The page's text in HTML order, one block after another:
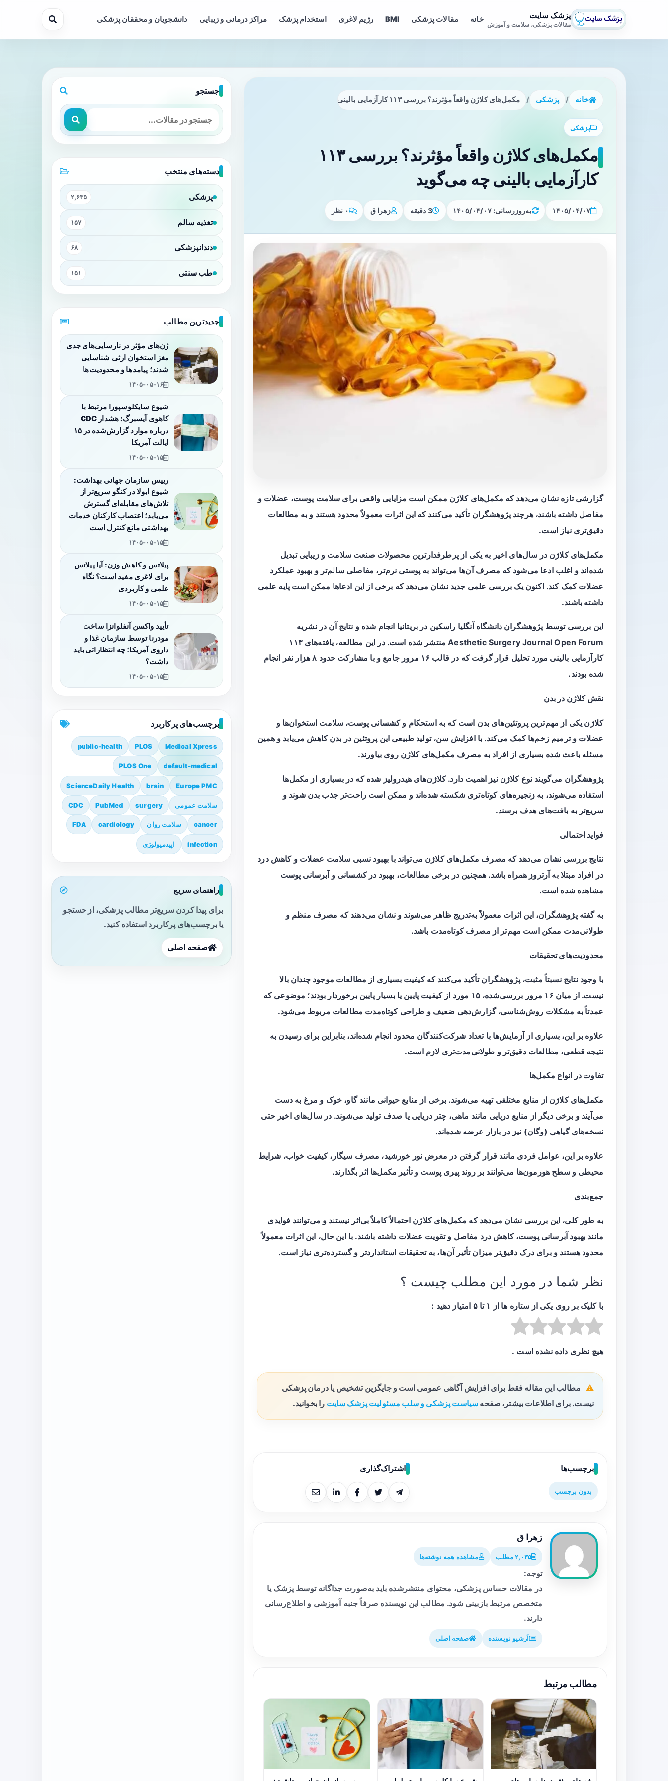
پزشک سایت
مقالات پزشکی، سلامت و آموزش
خانه مقالات پزشکی BMI رژیم لاغری استخدام پزشک مراکز درمانی و زیبایی دانشجویان و محققان پزشکی
خانه / پزشکی / مکمل‌های کلاژن واقعاً مؤثرند؟ بررسی ۱۱۳ کارآزمایی بالینی چه می‌گوید
پزشکی
مکمل‌های کلاژن واقعاً مؤثرند؟ بررسی ۱۱۳
کارآزمایی بالینی چه می‌گوید
۱۴۰۵/۰۴/۰۷ به‌روزرسانی: ۱۴۰۵/۰۴/۰۷ 3 دقیقه زهرا ق ۰ نظر
گزارشی تازه نشان می‌دهد که مکمل‌های کلاژن ممکن است مزایایی واقعی برای سلامت پوست، عضلات و
مفاصل داشته باشند، هرچند پژوهشگران تأکید می‌کنند که این اثرات معمولاً محدود هستند و به مطالعات
دقیق‌تری نیاز است.
مکمل‌های کلاژن در سال‌های اخیر به یکی از پرطرفدارترین محصولات صنعت سلامت و زیبایی تبدیل
شده‌اند و اغلب ادعا می‌شود که مصرف آن‌ها می‌تواند به پوستی نرم‌تر، مفاصلی سالم‌تر و بهبود عملکرد
عضلات کمک کند. اکنون یک بررسی علمی جدید نشان می‌دهد که برخی از این ادعاها ممکن است پایه علمی
داشته باشند.
این بررسی توسط پژوهشگران دانشگاه آنگلیا راسکین در بریتانیا انجام شده و نتایج آن در نشریه
Aesthetic Surgery Journal Open Forum منتشر شده است. در این مطالعه، یافته‌های ۱۱۳
کارآزمایی بالینی مورد تحلیل قرار گرفت که در قالب ۱۶ مرور جامع و با مشارکت حدود ۸ هزار نفر انجام
شده بودند.
نقش کلاژن در بدن
کلاژن یکی از مهم‌ترین پروتئین‌های بدن است که به استحکام و کشسانی پوست، سلامت استخوان‌ها و
عضلات و ترمیم زخم‌ها کمک می‌کند. با افزایش سن، تولید طبیعی این پروتئین در بدن کاهش می‌یابد و همین
مسئله باعث شده بسیاری از افراد به مصرف مکمل‌های کلاژن روی بیاورند.
پژوهشگران می‌گویند نوع کلاژن نیز اهمیت دارد. کلاژن‌های هیدرولیز شده که در بسیاری از مکمل‌ها
استفاده می‌شوند، به زنجیره‌های کوتاه‌تری شکسته شده‌اند و ممکن است راحت‌تر جذب بدن شوند و
سریع‌تر به بافت‌های هدف برسند.
فواید احتمالی
نتایج بررسی نشان می‌دهد که مصرف مکمل‌های کلاژن می‌تواند با بهبود نسبی سلامت عضلات و کاهش درد
در افراد مبتلا به آرتروز همراه باشد. همچنین در برخی مطالعات، بهبود در کشسانی و آبرسانی پوست
مشاهده شده است.
به گفته پژوهشگران، این اثرات معمولاً به‌تدریج ظاهر می‌شوند و نشان می‌دهند که مصرف منظم و
طولانی‌مدت ممکن است مهم‌تر از مصرف کوتاه‌مدت باشد.
محدودیت‌های تحقیقات
با وجود نتایج نسبتاً مثبت، پژوهشگران تأکید می‌کنند که کیفیت بسیاری از مطالعات موجود چندان بالا
نیست. از میان ۱۶ مرور بررسی‌شده، ۱۵ مورد از کیفیت پایین یا بسیار پایین برخوردار بودند؛ موضوعی که
عمدتاً به مشکلات روش‌شناسی، گزارش‌دهی ضعیف و طراحی کوتاه‌مدت مطالعات مربوط می‌شود.
علاوه بر این، بسیاری از آزمایش‌ها با تعداد شرکت‌کنندگان محدود انجام شده‌اند، بنابراین برای رسیدن به
نتیجه قطعی، مطالعات دقیق‌تر و طولانی‌مدت‌تری لازم است.
تفاوت در انواع مکمل‌ها
مکمل‌های کلاژن از منابع مختلفی تهیه می‌شوند. برخی از منابع حیوانی مانند گاو، خوک و مرغ به دست
می‌آیند و برخی دیگر از منابع دریایی مانند ماهی، چتر دریایی یا صدف تولید می‌شوند. در سال‌های اخیر حتی
نسخه‌های گیاهی (وگان) نیز در بازار عرضه شده‌اند.
علاوه بر این، عوامل فردی مانند قرار گرفتن در معرض نور خورشید، مصرف سیگار، کیفیت خواب، شرایط
محیطی و سطح هورمون‌ها می‌توانند بر روند پیری پوست و تأثیر مکمل‌ها اثر بگذارند.
جمع‌بندی
به طور کلی، این بررسی نشان می‌دهد که مکمل‌های کلاژن احتمالاً کاملاً بی‌اثر نیستند و می‌توانند فوایدی
مانند بهبود آبرسانی پوست، کاهش درد مفاصل و تقویت عضلات داشته باشند. با این حال، این اثرات معمولاً
محدود هستند و برای درک دقیق‌تر میزان تأثیر آن‌ها، به تحقیقات استانداردتر و گسترده‌تری نیاز است.
نظر شما در مورد این مطلب چیست ؟
با کلیک بر روی یکی از ستاره ها از ۱ تا ۵ امتیاز دهید :
هیچ نظری داده نشده است .
مطالب این مقاله فقط برای افزایش آگاهی عمومی است و جایگزین تشخیص یا درمان پزشکی
نیست. برای اطلاعات بیشتر، صفحه سیاست پزشکی و سلب مسئولیت پزشک سایت را بخوانید.
برچسب‌ها
بدون برچسب
اشتراک‌گذاری
زهرا ق
۲,۰۳۵ مطلب مشاهده همه نوشته‌ها
توجه:
در مقالات حساس پزشکی، محتوای منتشرشده باید به‌صورت جداگانه توسط پزشک یا
متخصص مرتبط بازبینی شود. مطالب این نویسنده صرفاً جنبه آموزشی و اطلاع‌رسانی
دارند.
آرشیو نویسنده صفحه اصلی
مطالب مرتبط
جستجو
دسته‌های منتخب
پزشکی ۲,۶۳۵
تغذیه سالم ۱۵۷
دندانپزشکی ۶۸
طب سنتی ۱۵۱
جدیدترین مطالب
ژن‌های مؤثر در نارسایی‌های جدی
مغز استخوان ارثی شناسایی
شدند؛ پیامدها و محدودیت‌ها
۱۴۰۵-۰۵-۱۶
شیوع سایکلوسپورا مرتبط با
کاهوی آیسبرگ: هشدار CDC
درباره موارد گزارش‌شده در ۱۵
ایالت آمریکا
۱۴۰۵-۰۵-۱۵
رییس سازمان جهانی بهداشت:
شیوع ابولا در کنگو سریع‌تر از
تلاش‌های مقابله‌ای گسترش
می‌یابد؛ اعتصاب کارکنان خدمات
بهداشتی مانع کنترل است
۱۴۰۵-۰۵-۱۵
پیلاتس و کاهش وزن: آیا پیلاتس
برای لاغری مفید است؟ نگاه
علمی و کاربردی
۱۴۰۵-۰۵-۱۵
تأیید واکسن آنفلوانزا ساخت
مودرنا توسط سازمان غذا و
داروی آمریکا؛ چه انتظاراتی باید
داشت؟
۱۴۰۵-۰۵-۱۵
برچسب‌های پرکاربرد
Medical Xpress
PLOS
public-health
default-medical
PLOS One
Europe PMC
brain
ScienceDaily Health
سلامت عمومی surgery
PubMed
CDC
cancer سلامت روان cardiology
FDA
infection اپیدمیولوژی
راهنمای سریع
برای پیدا کردن سریع‌تر مطالب پزشکی، از جستجو
یا برچسب‌های پرکاربرد استفاده کنید.
صفحه اصلی